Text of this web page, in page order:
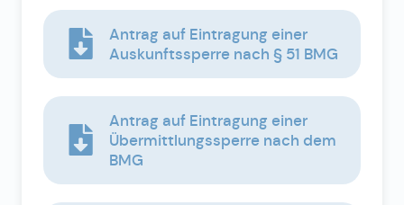
Antrag auf Eintragung einer
Auskunftssperre nach § 51 BMG
Antrag auf Eintragung einer
Übermittlungssperre nach dem
BMG